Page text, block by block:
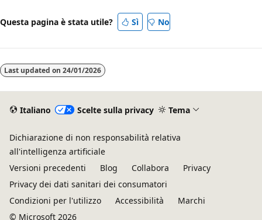
Questa pagina è stata utile? Sì No
Last updated on 24/01/2026
Italiano Scelte sulla privacy Tema
Dichiarazione di non responsabilità relativa
all'intelligenza artificiale
Versioni precedenti
Blog Collabora
Privacy
Privacy dei dati sanitari dei consumatori
Condizioni per l'utilizzo
Accessibilità
Marchi
© Microsoft 2026